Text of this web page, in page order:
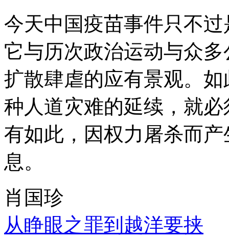
今天中国疫苗事件只不
它与历次政治运动与众
扩散肆虐的应有景观。
种人道灾难的延续，就
有如此，因权力屠杀而
息。
肖国珍
从睁眼之罪到越洋要挟